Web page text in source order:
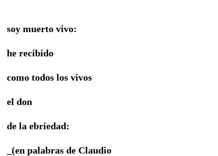
soy muerto vivo:
he recibido
como todos los vivos
el don
de la ebriedad:
_(en palabras de Claudio